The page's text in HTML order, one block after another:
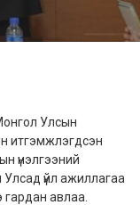
Улсын
итгэмжлэгдсэн
үнэлгээний
Улсад үйл ажиллагаа
гардан авлаа.